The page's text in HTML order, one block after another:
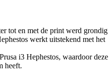
tot en met de print werd grondig
werkt uitstekend met het
i3 Hephestos, waardoor deze
heeft.